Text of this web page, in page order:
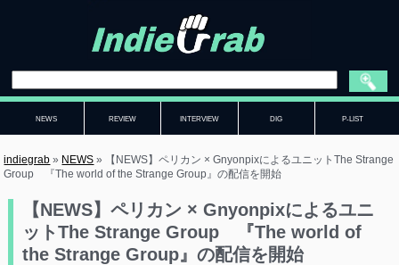
NEWS REVIEW INTERVIEW DIG P-LIST
indiegrab » NEWS »
【NEWS】ペリカン × GnyonpixによるユニットThe Strange
Group 『The world of the Strange Group』の配信を開始
【NEWS】ペリカン × Gnyonpixによるユニ
ットThe Strange Group 『The world of
the Strange Group』の配信を開始